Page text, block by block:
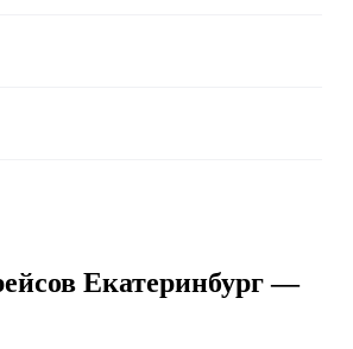
Екатеринбург —